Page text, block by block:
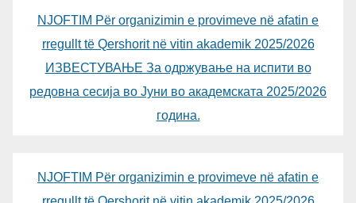
NJOFTIM Për organizimin e provimeve në afatin e
rregullt të Qershorit në vitin akademik 2025/2026
ИЗВЕСТУВАЊЕ За одржување на испити во
редовна сесија во Јуни во академската 2025/2026
година.
NJOFTIM Për organizimin e provimeve në afatin e